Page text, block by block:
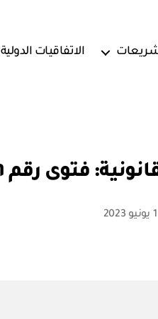
الاتفاقيات الدولية
فتوى رقم ٢٣٢٧٨٦٣١٦
كاتب
س
ة
1 يونيو 2023